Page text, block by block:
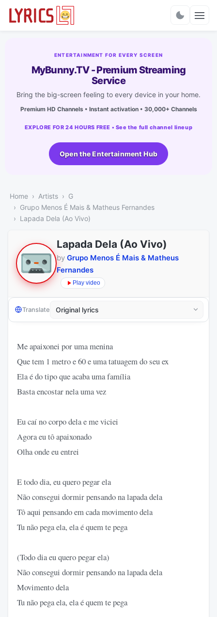
ENTERTAINMENT FOR EVERY SCREEN
MyBunny.TV - Premium Streaming
Service
Bring the big-screen feeling to every device in your home.
Premium HD Channels • Instant activation • 30,000+ Channels
EXPLORE FOR 24 HOURS FREE • See the full channel lineup
Open the Entertainment Hub
Home Artists
G
Grupo Menos É Mais & Matheus Fernandes
Lapada Dela (Ao Vivo)
Lapada Dela (Ao Vivo)
by Grupo Menos É Mais & Matheus
Fernandes
Play video
Translate
Me apaixonei por uma menina
Que tem 1 metro e 60 e uma tatuagem do seu ex
Ela é do tipo que acaba uma família
Basta encostar nela uma vez
Eu caí no corpo dela e me viciei
Agora eu tô apaixonado
Olha onde eu entrei
E todo dia, eu quero pegar ela
Não consegui dormir pensando na lapada dela
Tô aqui pensando em cada movimento dela
Tu não pega ela, ela é quem te pega
(Todo dia eu quero pegar ela)
Não consegui dormir pensando na lapada dela
Movimento dela
Tu não pega ela, ela é quem te pega